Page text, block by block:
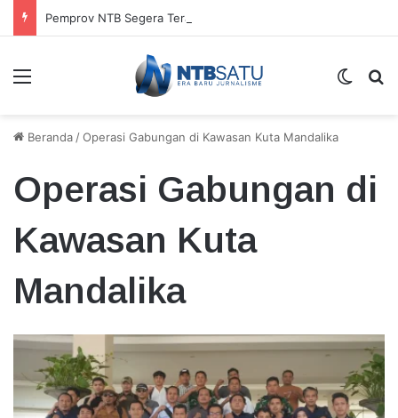
Menu
Beranda /Operasi Gabungan di Kawasan Kuta Mandalika
Operasi Gabungan di
Kawasan Kuta
Mandalika